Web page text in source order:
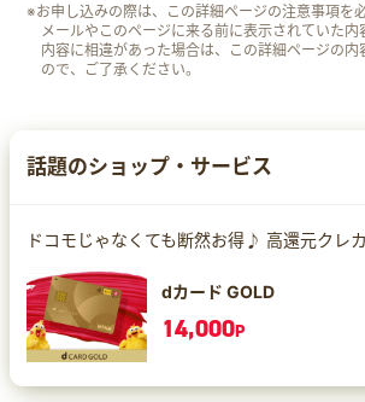
※お申し込みの際は、この詳細ページの注意事項を
メールやこのページに来る前に表示されていた内
内容に相違があった場合は、この詳細ページの内
ので、ご了承ください。
話題のショップ・サービス
ドコモじゃなくても断然お得♪ 高還元クレ
dカード GOLD
14,000P